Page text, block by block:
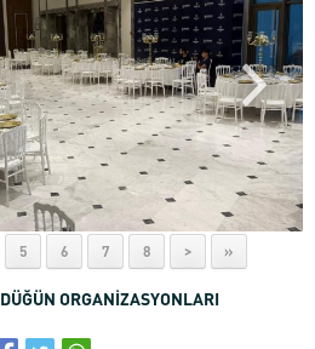
5 6 7 8 > »
DÜĞÜN ORGANİZASYONLARI